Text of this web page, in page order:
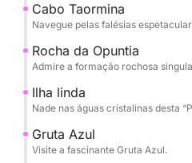
-Capo Taormina
-Isola Bella
- Grotta Azzurra
- Baía de Mazzarò
- Baia delle Sirene
Parada opcional no
Cabo Taormina
Navegue pelas falésias
Rocha da Opuntia
Admire a formação rochosa
Ilha linda
Nade nas águas cristalinas desta
Gruta Azul
Visite a fascinante Gruta Azul.